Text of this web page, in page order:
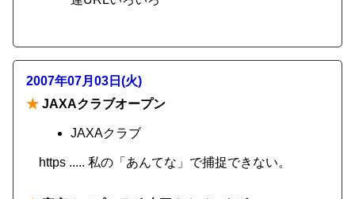
2007年07月03日(火)
★ JAXAクラブオープン
JAXAクラブ
https ..... 私の「あんてな」で捕捉できない。